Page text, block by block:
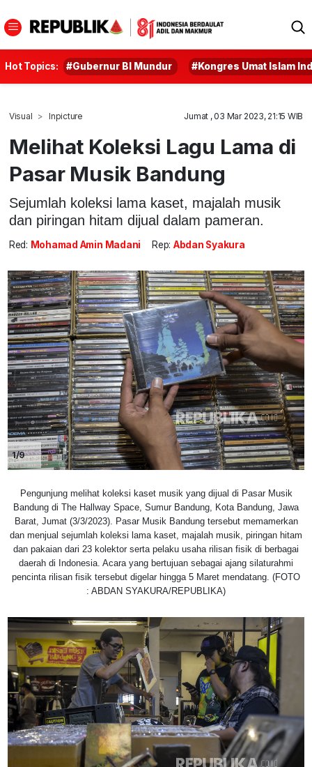
Hot Topics: #Gubernur BI Mundur #Kongres Umat Islam
Visual Inpicture Jumat , 03 Mar 2023, 21:15 WIB
Melihat Koleksi Lagu Lama di
Pasar Musik Bandung
Sejumlah koleksi lama kaset, majalah musik
dan piringan hitam dijual dalam pameran.
Red: Mohamad Amin Madani Rep: Abdan Syakura
1/9
Pengunjung melihat koleksi kaset musik yang dijual di Pasar Musik
Bandung di The Hallway Space, Sumur Bandung, Kota Bandung, Jawa
Barat, Jumat (3/3/2023). Pasar Musik Bandung tersebut memamerkan
dan menjual sejumlah koleksi lama kaset, majalah musik, piringan hitam
dan pakaian dari 23 kolektor serta pelaku usaha rilisan fisik di berbagai
daerah di Indonesia. Acara yang bertujuan sebagai ajang silaturahmi
pencinta rilisan fisik tersebut digelar hingga 5 Maret mendatang. (FOTO
: ABDAN SYAKURA/REPUBLIKA)